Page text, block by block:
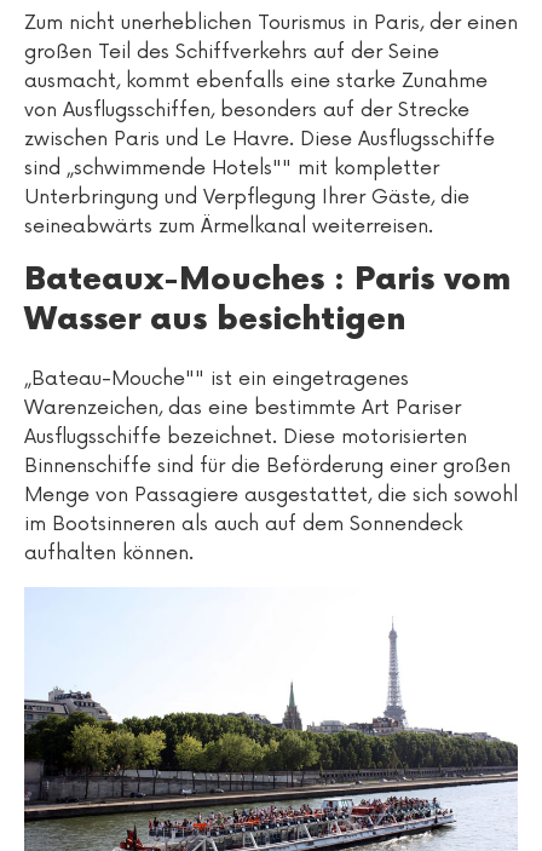
Zum nicht unerheblichen Tourismus in Paris, der einen
großen Teil des Schiffverkehrs auf der Seine
ausmacht, kommt ebenfalls eine starke Zunahme
von Ausflugsschiffen, besonders auf der Strecke
zwischen Paris und Le Havre. Diese Ausflugsschiffe
sind „schwimmende Hotels"" mit kompletter
Unterbringung und Verpflegung Ihrer Gäste, die
seineabwärts zum Ärmelkanal weiterreisen.
Bateaux-Mouches : Paris vom
Wasser aus besichtigen
„Bateau-Mouche"" ist ein eingetragenes
Warenzeichen, das eine bestimmte Art Pariser
Ausflugsschiffe bezeichnet. Diese motorisierten
Binnenschiffe sind für die Beförderung einer großen
Menge von Passagiere ausgestattet, die sich sowohl
im Bootsinneren als auch auf dem Sonnendeck
aufhalten können.